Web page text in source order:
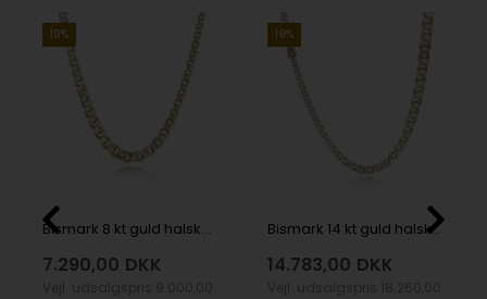
19%
Bismark 8 kt guld halskæde i flere bredder og længder - med og uden forløb
7.290,00 DKK
19%
Bismark 14 kt guld halskæde - flere længder, bredder også i forløb
14.783,00 DKK